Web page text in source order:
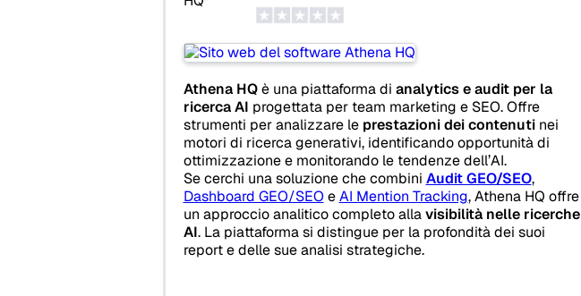
Athena HQè una piattaforma di analytics e audit per la
ricerca AI progettata per team marketing e SEO. Offre
strumenti per analizzare le prestazioni dei contenutinei
motori di ricerca generativi, identificando opportunità di
ottimizzazione e monitorando le tendenze dell’AI.
Se cerchi una soluzione che combini Audit GEO/SEO,
Dashboard GEO/SEO eAI Mention Tracking, Athena HQ offre
un approccio analitico completo allavisibilità nelle ricerche
AI. La piattaforma si distingue per la profondità dei suoi
report e delle sue analisi strategiche.